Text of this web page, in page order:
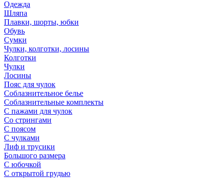
Одежда
Шляпа
Плавки, шорты, юбки
Обувь
Сумки
Чулки, колготки, лосины
Колготки
Чулки
Лосины
Пояс для чулок
Соблазнительное белье
Соблазнительные комплекты
С пажами для чулок
Со стрингами
С поясом
С чулками
Лиф и трусики
Большого размера
С юбочкой
С открытой грудью